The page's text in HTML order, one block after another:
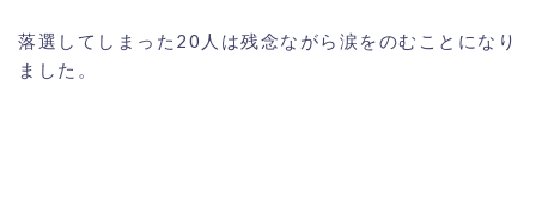
落選してしまった20人は残念ながら涙をのむことになり
ました。